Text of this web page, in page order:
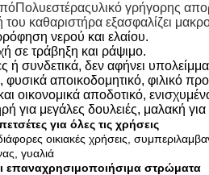
Πολυεστέραςυλικό γρήγορης
καθαριστήρα εξασφαλίζει
νερού και ελαίου.
σε τράβηξη και ράψιμο.
ή συνδετικά, δεν αφήνει
φυσικά αποικοδομητικό, φιλικό
οικονομικά αποδοτικό,
για μεγάλες δουλειές, μαλακή
για όλες τις χρήσεις
οικιακές χρήσεις,
γυαλιά
επαναχρησιμοποιήσιμα στρώματα